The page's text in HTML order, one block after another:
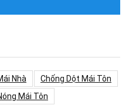
Nhà
Chống Dột Mái Tôn
Mái Tôn